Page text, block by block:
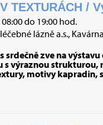
TEXTURÁCH /
do 19:00 hod.
lázně a.s.,
srdečně zve na
výraznou strukturou,
motivy kapradin,